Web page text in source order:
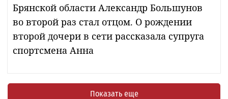
Брянской области Александр Большунов
во второй раз стал отцом. О рождении
второй дочери в сети рассказала супруга
спортсмена Анна
Показать еще